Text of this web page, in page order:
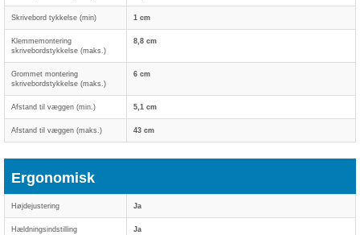
Skrivebord tykkelse (min) 1 cm
Klemmemontering
skrivebordstykkelse (maks.)
8,8 cm
Grommet montering
skrivebordstykkelse (maks.)
6 cm
Afstand til væggen (min.) 5,1 cm
Afstand til væggen (maks.) 43 cm
Ergonomisk
Højdejustering Ja
Hældningsindstilling Ja